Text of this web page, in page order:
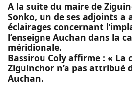
A la suite du maire de
Sonko, un de ses adjoints a
éclairages concernant
l’enseigne Auchan dans la
méridionale.
Bassirou Coly affirme : « La
Ziguinchor n’a pas attribué
Auchan.